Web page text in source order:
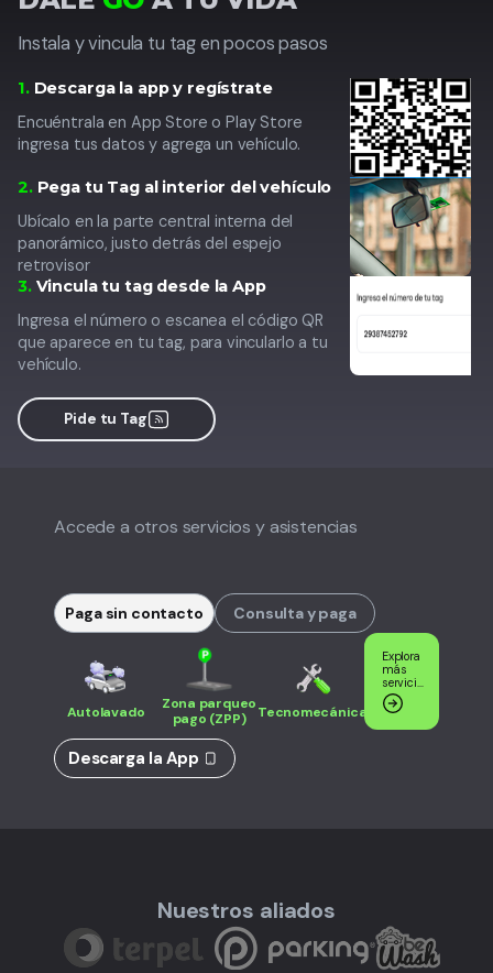
Instala y vincula tu tag en pocos pasos
Pide tu Tag
1.Descarga la app y regístrate
Encuéntrala en App Store o Play Store
ingresa tus datos y agrega un vehículo.
2.Pega tu Tag al interior del vehículo
Ubícalo en la parte central interna del
panorámico, justo detrás del espejo
retrovisor
3.Vincula tu tag desde la App
Ingresa el número o escanea el código QR
que aparece en tu tag, para vincularlo a tu
vehículo.
Accede a otros servicios y asistencias
Paga sin contacto Consulta y paga
Autolavado
Zona parqueo
pago (ZPP)
Tecnomecánica
Explora
más
servicios
y
asistencias
Descarga la App
Nuestros aliados